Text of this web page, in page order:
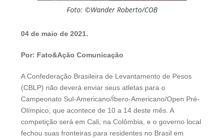
Foto: ©Wander Roberto/COB
04 de maio de 2021.
Por: Fato&Ação Comunicação
A Confederação Brasileira de Levantamento de Pesos
(CBLP) não deverá enviar seus atletas para o
Campeonato Sul-Americano/Íbero-Americano/Open Pré-
Olímpico, que acontece de 10 a 14 deste mês. A
competição será em Cali, na Colômbia, e o governo local
fechou suas fronteiras para residentes no Brasil em